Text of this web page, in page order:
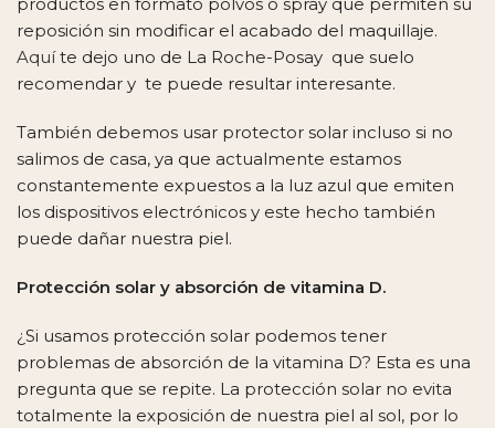
productos en formato polvos o spray que permiten su
reposición sin modificar el acabado del maquillaje.
Aquíte dejo uno de La Roche-Posay que suelo
recomendar y te puede resultar interesante.
También debemos usar protector solar incluso si no
salimos de casa, ya que actualmente estamos
constantemente expuestos a la luz azul que emiten
los dispositivos electrónicos y este hecho también
puede dañar nuestra piel.
Protección solar y absorción de vitamina D.
¿Si usamos protección solar podemos tener
problemas de absorción de la vitamina D? Esta es una
pregunta que se repite. La protección solar no evita
totalmente la exposición de nuestra piel al sol, por lo